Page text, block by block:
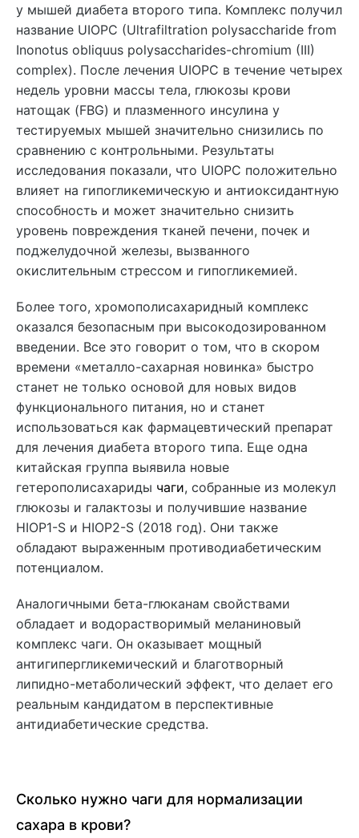
у мышей диабета второго типа. Комплекс получил
название UIOPC (Ultrafiltration polysaccharide from
Inonotus obliquus polysaccharides-chromium (III)
complex). После лечения UIOPC в течение четырех
недель уровни массы тела, глюкозы крови
натощак (FBG) и плазменного инсулина у
тестируемых мышей значительно снизились по
сравнению с контрольными. Результаты
исследования показали, что UIOPC положительно
влияет на гипогликемическую и антиоксидантную
способность и может значительно снизить
уровень повреждения тканей печени, почек и
поджелудочной железы, вызванного
окислительным стрессом и гипогликемией.
Более того, хромополисахаридный комплекс
оказался безопасным при высокодозированном
введении. Все это говорит о том, что в скором
времени «металло-сахарная новинка» быстро
станет не только основой для новых видов
функционального питания, но и станет
использоваться как фармацевтический препарат
для лечения диабета второго типа. Еще одна
китайская группа выявила новые
гетерополисахариды чаги, собранные из молекул
глюкозы и галактозы и получившие название
HIOP1-S и HIOP2-S (2018 год). Они также
обладают выраженным противодиабетическим
потенциалом.
Аналогичными бета-глюканам свойствами
обладает и водорастворимый меланиновый
комплекс чаги. Он оказывает мощный
антигипергликемический и благотворный
липидно-метаболический эффект, что делает его
реальным кандидатом в перспективные
антидиабетические средства.
Сколько нужно чаги для нормализации
сахара в крови?